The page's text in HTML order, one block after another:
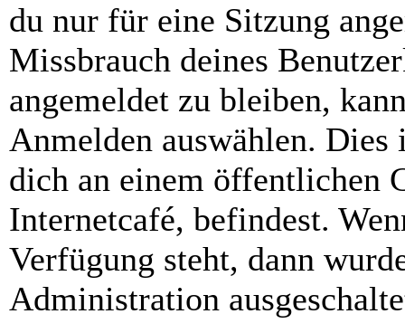
du nur für eine Sitzung
Missbrauch deines
angemeldet zu bleiben,
Anmelden auswählen.
dich an einem öffentlichen
Internetcafé, befindest.
Verfügung steht, dann
Administration